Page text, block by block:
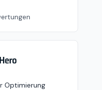
Optimierung